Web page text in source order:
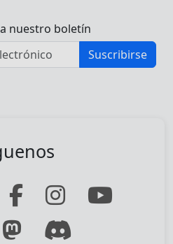
nuestro boletín
Suscribirse